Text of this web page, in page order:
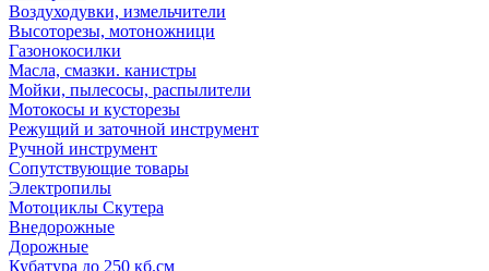
Воздуходувки, измельчители
Высоторезы, мотоножници
Газонокосилки
Масла, смазки. канистры
Мойки, пылесосы, распылители
Мотокосы и кусторезы
Режущий и заточной инструмент
Ручной инструмент
Сопутствующие товары
Электропилы
Мотоциклы Скутера
Внедорожные
Дорожные
Кубатура до 250 кб.см